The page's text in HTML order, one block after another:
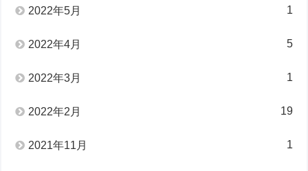
2022年5月 1
2022年4月 5
2022年3月 1
2022年2月 19
2021年11月 1